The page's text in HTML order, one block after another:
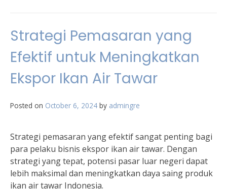
Strategi Pemasaran yang
Efektif untuk Meningkatkan
Ekspor Ikan Air Tawar
Posted on October 6, 2024 by admingre
Strategi pemasaran yang efektif sangat penting bagi
para pelaku bisnis ekspor ikan air tawar. Dengan
strategi yang tepat, potensi pasar luar negeri dapat
lebih maksimal dan meningkatkan daya saing produk
ikan air tawar Indonesia.